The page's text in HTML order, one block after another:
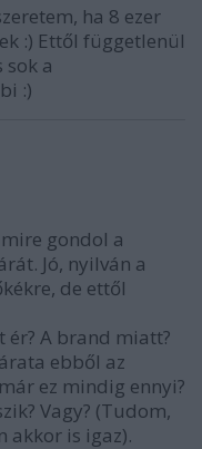
ha 8 ezer
:) Ettől függetlenül
a
:)
gondol a
Jó, nyilván a
de ettől
ér? A brand miatt?
ebből az
ez mindig ennyi?
Vagy? (Tudom,
akkor is igaz).